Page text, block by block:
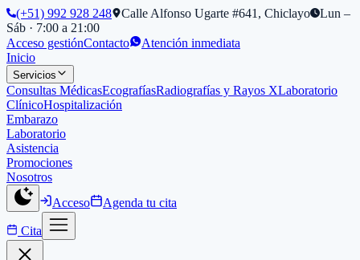
(+51) 992 928 248 Calle Alfonso Ugarte #641, Chiclayo
Lun –
Sáb · 7:00 a 21:00
Acceso gestiónContacto
Atención inmediata
Inicio
Servicios
Consultas MédicasEcografíasRadiografías y Rayos XLaboratorio
ClínicoHospitalización
Embarazo
Laboratorio
Asistencia
Promociones
Nosotros
Acceso
Agenda tu cita
Cita